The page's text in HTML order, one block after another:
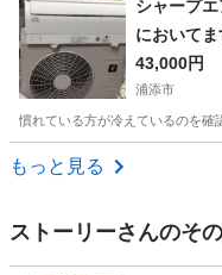
シャープ
においてま
43,000円
浦添市
慣れている方が冷えているのを確
沖縄 浦添市
もっと見る
ストーリーさんのそ